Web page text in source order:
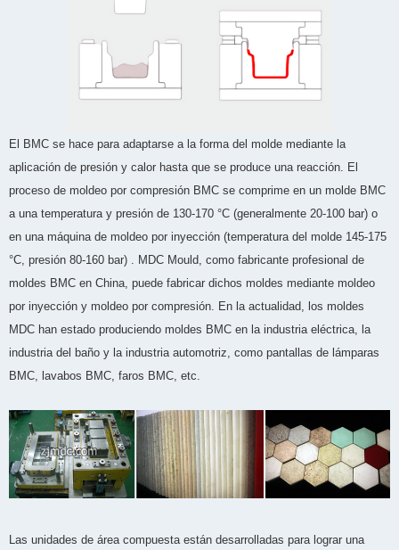
El BMC se hace para adaptarse a la forma del molde mediante la
aplicación de presión y calor hasta que se produce una reacción. El
proceso de moldeo por compresión BMC se comprime en un molde BMC
a una temperatura y presión de 130-170 °C (generalmente 20-100 bar) o
en una máquina de moldeo por inyección (temperatura del molde 145-175
°C, presión 80-160 bar) . MDC Mould, como fabricante profesional de
moldes BMC en China, puede fabricar dichos moldes mediante moldeo
por inyección y moldeo por compresión. En la actualidad, los moldes
MDC han estado produciendo moldes BMC en la industria eléctrica, la
industria del baño y la industria automotriz, como pantallas de lámparas
BMC, lavabos BMC, faros BMC, etc.
Las unidades de área compuesta están desarrolladas para lograr una